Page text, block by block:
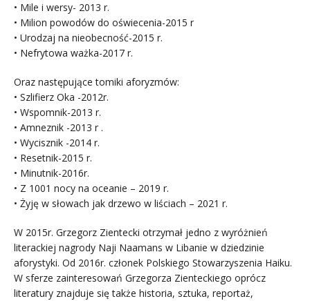
• Mile i wersy- 2013 r.
• Milion powodów do oświecenia-2015 r
• Urodzaj na nieobecność-2015 r.
• Nefrytowa ważka-2017 r.
Oraz następujące tomiki aforyzmów:
• Szlifierz Oka -2012r.
• Wspomnik-2013 r.
• Amneznik -2013 r .
• Wycisznik -2014 r.
• Resetnik-2015 r.
• Minutnik-2016r.
• Z 1001 nocy na oceanie – 2019 r.
• Żyję w słowach jak drzewo w liściach – 2021 r.
W 2015r. Grzegorz Zientecki otrzymał jedno z wyróżnień
literackiej nagrody Naji Naamans w Libanie w dziedzinie
aforystyki. Od 2016r. członek Polskiego Stowarzyszenia Haiku.
W sferze zainteresowań Grzegorza Zienteckiego oprócz
literatury znajduje się także historia, sztuka, reportaż,